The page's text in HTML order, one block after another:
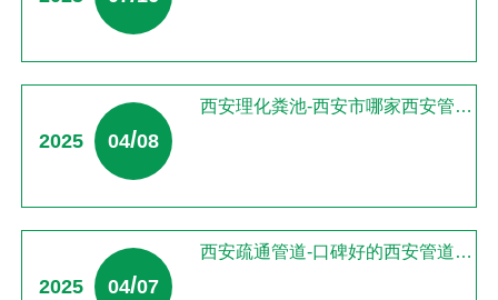
2025 04/08
西安理化粪池-西安市哪家西安管道疏通公司服务好
2025 04/07
西安疏通管道-口碑好的西安管道疏通就在帅印环保